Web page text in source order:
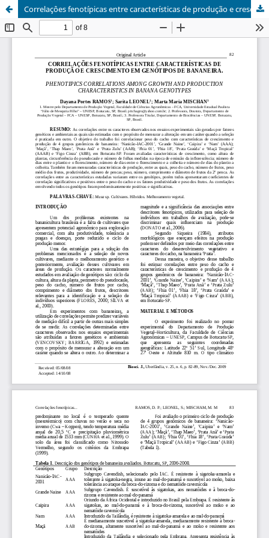
Correlaçôes fenotípicas entre características de produção e crescimento em genótipos de bananeira